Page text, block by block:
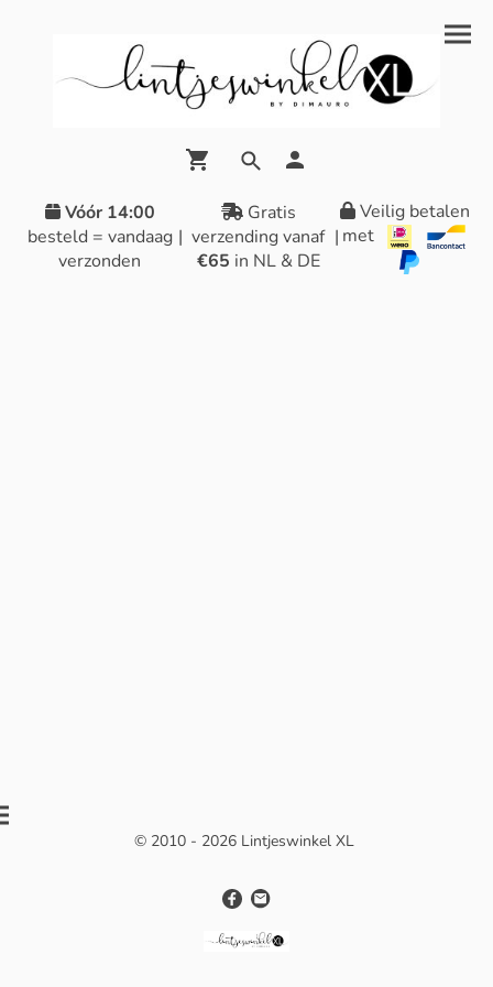
Vóór 14:00
besteld = vandaag
verzonden
|
Gratis
verzending vanaf
€65 in NL & DE
|
Veilig betalen
met
© 2010 - 2026 Lintjeswinkel XL